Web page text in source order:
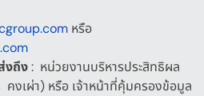
หรือ
งถึง: หน่วยงานบริหารประสิทธิผล
คงเผ่า) หรือ เจ้าหน้าที่คุ้มครองข้อมูล